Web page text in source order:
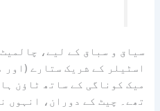
سیاق و سباق کے لیے،
اسٹیلر کے شریک ستارے (اور
میک کوناگی کے ساتھ ٹاؤن
تھے۔ چیٹ کے دوران، انہوں